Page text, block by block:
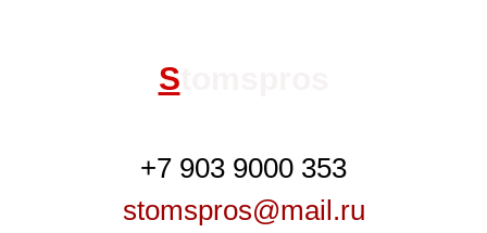
S
+7 903 9000 353
stomspros@mail.ru